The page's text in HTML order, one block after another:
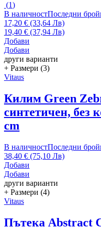
(1)
В наличностПоследни
17,20 € (33,64 Лв)
19,40 € (37,94 Лв)
Добави
Добави
други варианти
+ Размери (3)
Vitaus
Килим Green
синтетичен, без
cm
В наличностПоследни
38,40 € (75,10 Лв)
Добави
Добави
други варианти
+ Размери (4)
Vitaus
Пътека Abstract